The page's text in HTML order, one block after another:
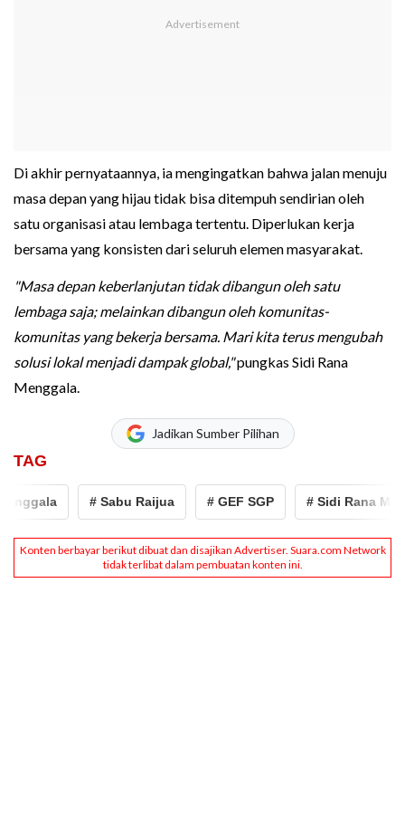
Di akhir pernyataannya, ia mengingatkan bahwa jalan menuju
masa depan yang hijau tidak bisa ditempuh sendirian oleh
satu organisasi atau lembaga tertentu. Diperlukan kerja
bersama yang konsisten dari seluruh elemen masyarakat.
"Masa depan keberlanjutan tidak dibangun oleh satu
lembaga saja; melainkan dibangun oleh komunitas-
komunitas yang bekerja bersama. Mari kita terus mengubah
solusi lokal menjadi dampak global,"pungkas Sidi Rana
Menggala.
Jadikan Sumber Pilihan
TAG
# Sabu Raijua # GEF SGP # Sidi Rana